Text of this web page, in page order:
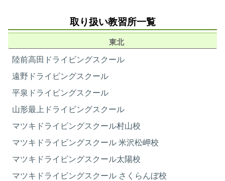
取り扱い教習所一覧
東北
陸前高田ドライビングスクール
遠野ドライビングスクール
平泉ドライビングスクール
山形最上ドライビングスクール
マツキドライビングスクール村山校
マツキドライビングスクール 米沢松岬校
マツキドライビングスクール太陽校
マツキドライビングスクール さくらんぼ校